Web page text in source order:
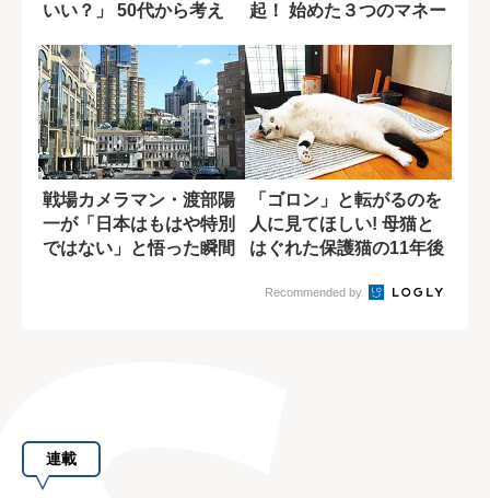
いい？」 50代から考え
起！ 始めた３つのマネー
戦場カメラマン・渡部陽
一が「日本はもはや特別
ではない」と悟った瞬間
「ゴロン」と転がるのを
人に見てほしい! 母猫と
はぐれた保護猫の11年後
Recommended by
連載